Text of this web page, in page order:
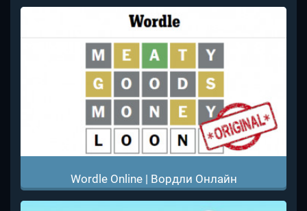
Wordle Online | Вордли Онлайн